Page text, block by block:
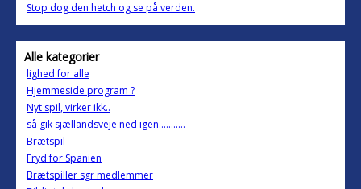
Stop dog den hetch og se på verden.
Alle kategorier
lighed for alle
Hjemmeside program ?
Nyt spil, virker ikk..
så gik sjællandsveje ned igen...........
Brætspil
Fryd for Spanien
Brætspiller sgr medlemmer